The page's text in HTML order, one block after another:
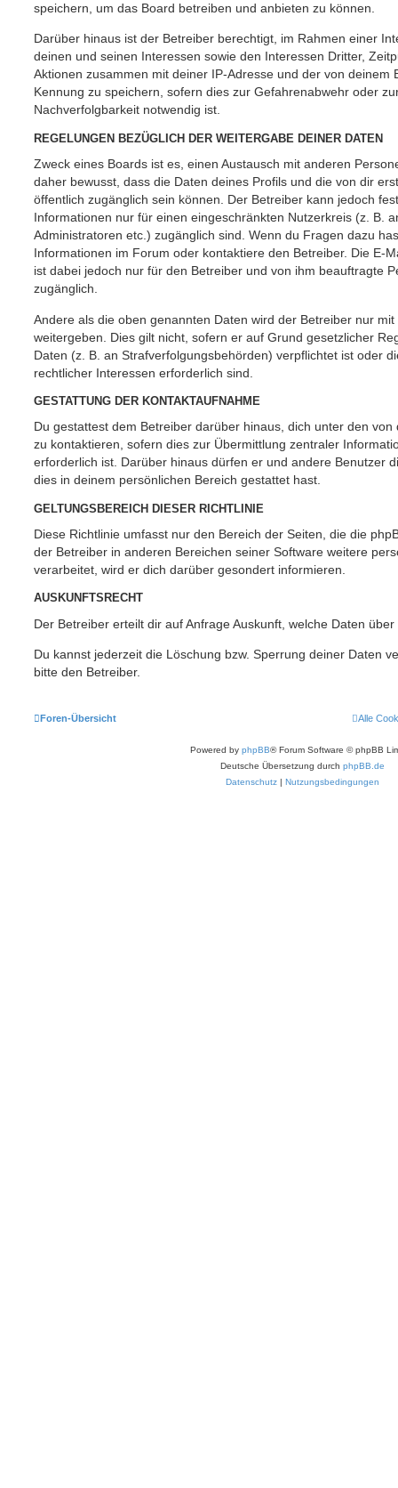
speichern, um das Board betreiben und anbieten zu können.
Darüber hinaus ist der Betreiber berechtigt, im Rahmen einer
deinen und seinen Interessen sowie den Interessen Dritter,
Aktionen zusammen mit deiner IP-Adresse und der von deinem
Kennung zu speichern, sofern dies zur Gefahrenabwehr oder
Nachverfolgbarkeit notwendig ist.
REGELUNGEN BEZÜGLICH DER WEITERGABE DEINER DATEN
Zweck eines Boards ist es, einen Austausch mit anderen
daher bewusst, dass die Daten deines Profils und die von dir
öffentlich zugänglich sein können. Der Betreiber kann jedoch
Informationen nur für einen eingeschränkten Nutzerkreis (z. B.
Administratoren etc.) zugänglich sind. Wenn du Fragen dazu
Informationen im Forum oder kontaktiere den Betreiber. Die E-
ist dabei jedoch nur für den Betreiber und von ihm beauftragte
zugänglich.
Andere als die oben genannten Daten wird der Betreiber nur
weitergeben. Dies gilt nicht, sofern er auf Grund gesetzlicher
Daten (z. B. an Strafverfolgungsbehörden) verpflichtet ist oder
rechtlicher Interessen erforderlich sind.
GESTATTUNG DER KONTAKTAUFNAHME
Du gestattest dem Betreiber darüber hinaus, dich unter den
zu kontaktieren, sofern dies zur Übermittlung zentraler
erforderlich ist. Darüber hinaus dürfen er und andere Benutzer
dies in deinem persönlichen Bereich gestattet hast.
GELTUNGSBEREICH DIESER RICHTLINIE
Diese Richtlinie umfasst nur den Bereich der Seiten, die die
der Betreiber in anderen Bereichen seiner Software weitere
verarbeitet, wird er dich darüber gesondert informieren.
AUSKUNFTSRECHT
Der Betreiber erteilt dir auf Anfrage Auskunft, welche Daten
Du kannst jederzeit die Löschung bzw. Sperrung deiner Daten
bitte den Betreiber.
Foren-Übersicht Alle
Powered by phpBB® Forum Software © phpBB
Deutsche Übersetzung durch phpBB.de
Datenschutz
Nutzungsbedingungen